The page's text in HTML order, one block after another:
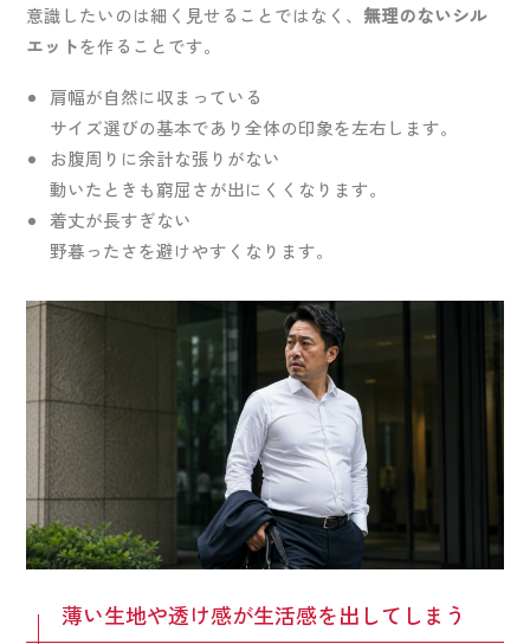
意識したいのは細く見せることではなく、 無理のないシル
エットを作ることです。
肩幅が自然に収まっている
サイズ選びの基本であり全体の印象を左右します。
お腹周りに余計な張りがない
動いたときも窮屈さが出にくくなります。
着丈が長すぎない
野暮ったさを避けやすくなります。
薄い生地や透け感が生活感を出してしまう